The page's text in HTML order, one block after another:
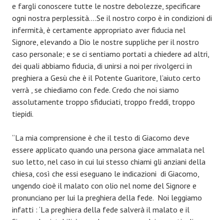
e fargli conoscere tutte le nostre debolezze, specificare
ogni nostra perplessità….Se il nostro corpo è in condizioni di
infermità, è certamente appropriato aver fiducia nel
Signore, elevando a Dio le nostre suppliche per il nostro
caso personale; e se ci sentiamo portati a chiedere ad altri,
dei quali abbiamo fiducia, di unirsi a noi per rivolgerci in
preghiera a Gesù che è il Potente Guaritore, l’aiuto certo
verrà , se chiediamo con fede. Credo che noi siamo
assolutamente troppo sfiduciati, troppo freddi, troppo
tiepidi.
“La mia comprensione è che il testo di Giacomo deve
essere applicato quando una persona giace ammalata nel
suo letto, nel caso in cui lui stesso chiami gli anziani della
chiesa, così che essi eseguano le indicazioni di Giacomo,
ungendo cioè il malato con olio nel nome del Signore e
pronunciano per lui la preghiera della fede. Noi leggiamo
infatti : ‘La preghiera della fede salverà il malato e il